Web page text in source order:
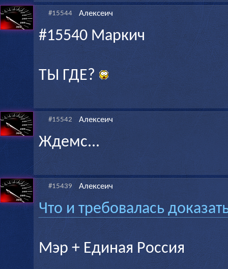
#15544 Алексеич
#15540 Маркич
ТЫ ГДЕ?
#15542 Алексеич
Ждемс...
#15439 Алексеич
Что и требовалась
Мэр + Единая Россия